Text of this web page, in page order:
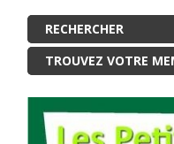
TROUVEZ VOTRE